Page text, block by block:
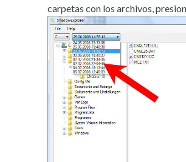
carpetas con los archivos,